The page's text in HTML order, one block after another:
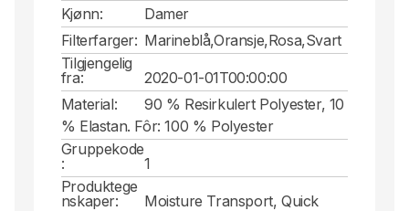
Kjønn:
Damer
Filterfarger: Marineblå,Oransje,Rosa,Svart
Tilgjengelig
fra:
2020-01-01T00:00:00
Material:
90 % Resirkulert Polyester, 10
% Elastan. Fôr: 100 % Polyester
Gruppekode
:
1
Produktege
nskaper:
Moisture Transport, Quick